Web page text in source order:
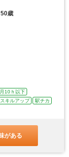
歳
10ｈ以下
スキルアップ
駅チカ
がある